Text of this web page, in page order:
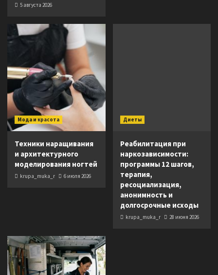
5 августа 2026
Мода и красота
Техники наращивания
и архитектурного
моделирования ногтей
krupa_muka_r 6 июля 2026
Диеты
Реабилитация при
наркозависимости:
программы 12 шагов,
терапия,
ресоциализация,
анонимность и
долгосрочные исходы
krupa_muka_r 28 июня 2026